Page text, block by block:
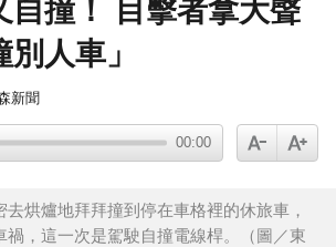
自撞！ 目擊者拿大聲
人車」
新聞
00:00
烘爐地拜拜撞到停在車格裡的休旅車，
禍，這一次是駕駛自撞電線桿。（圖／東